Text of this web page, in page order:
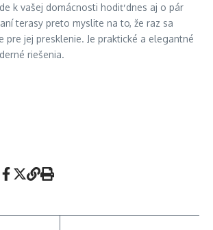
k vašej domácnosti hodiť dnes aj o pár
terasy preto myslite na to, že raz sa
pre jej presklenie. Je praktické a elegantné
riešenia.